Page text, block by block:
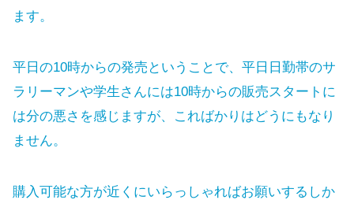
ます。
平日の10時からの発売ということで、平日日勤帯のサ
ラリーマンや学生さんには10時からの販売スタートに
は分の悪さを感じますが、こればかりはどうにもなり
ません。
購入可能な方が近くにいらっしゃればお願いするしか